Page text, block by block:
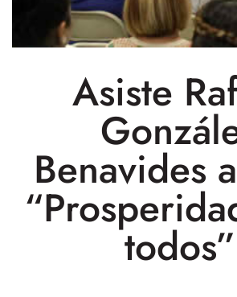
Asiste
Benavides
todos”